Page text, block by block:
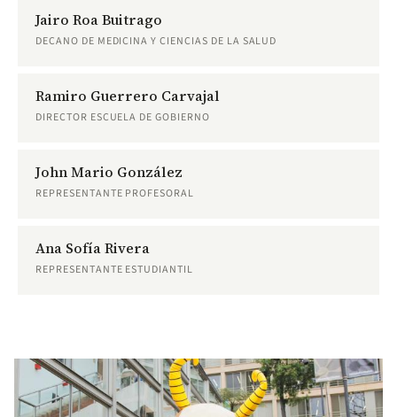
Jairo Roa Buitrago
DECANO DE MEDICINA Y CIENCIAS DE LA SALUD
Ramiro Guerrero Carvajal
DIRECTOR ESCUELA DE GOBIERNO
John Mario González
REPRESENTANTE PROFESORAL
Ana Sofía Rivera
REPRESENTANTE ESTUDIANTIL